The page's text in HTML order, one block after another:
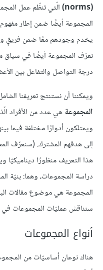
(norms)
الّتي تنظّم عمل
المجموعة أيضًا ضمن إطار مفهوم
يخدم وجودهم معًا ضمن فريقٍ
نعرّف المجموعة أيضًا في سياق
درجة التواصل والتفاعل بين
ويمكننا أن نستنتج تعريفنا
المجموعة هي عدد من الأفراد
ويمتلكون أدوارًا مختلفة فيما
إلى هدفهم المشترك. (سنعرّف
هذا التعريف منظورًا ديناميكيّا
دراسة المجموعات، وهما: بنيّة
المجموعة هي موضوع مقالات
سنناقش عمليّات المجموعات في
أنواع المجموعات
هناك نوعان أساسيّات من